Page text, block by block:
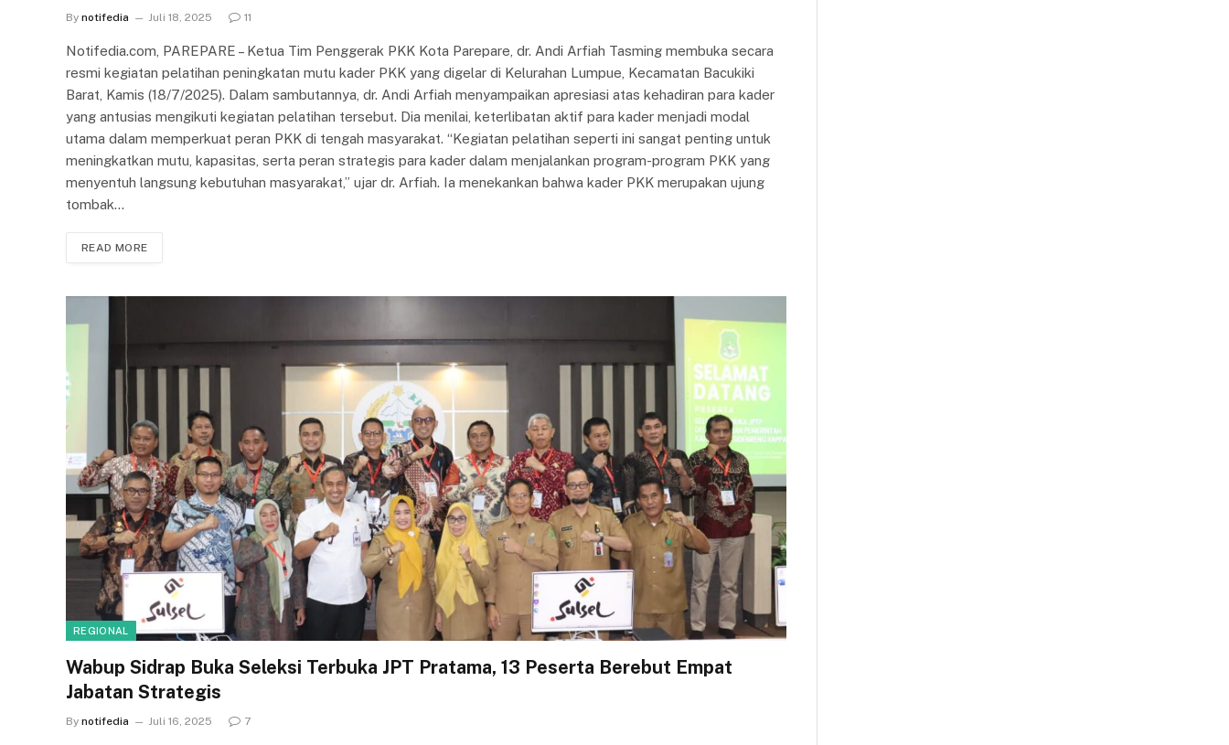
By notifedia Juli 18, 2025 11
Notifedia.com, PAREPARE – Ketua Tim Penggerak PKK Kota Parepare, dr. Andi Arfiah Tasming membuka secara
resmi kegiatan pelatihan peningkatan mutu kader PKK yang digelar di Kelurahan Lumpue, Kecamatan Bacukiki
Barat, Kamis (18/7/2025). Dalam sambutannya, dr. Andi Arfiah menyampaikan apresiasi atas kehadiran para kader
yang antusias mengikuti kegiatan pelatihan tersebut. Dia menilai, keterlibatan aktif para kader menjadi modal
utama dalam memperkuat peran PKK di tengah masyarakat. “Kegiatan pelatihan seperti ini sangat penting untuk
meningkatkan mutu, kapasitas, serta peran strategis para kader dalam menjalankan program-program PKK yang
menyentuh langsung kebutuhan masyarakat,” ujar dr. Arfiah. Ia menekankan bahwa kader PKK merupakan ujung
tombak…
READ MORE
REGIONAL
Wabup Sidrap Buka Seleksi Terbuka JPT Pratama, 13 Peserta Berebut Empat
Jabatan Strategis
By notifedia Juli 16, 2025 7